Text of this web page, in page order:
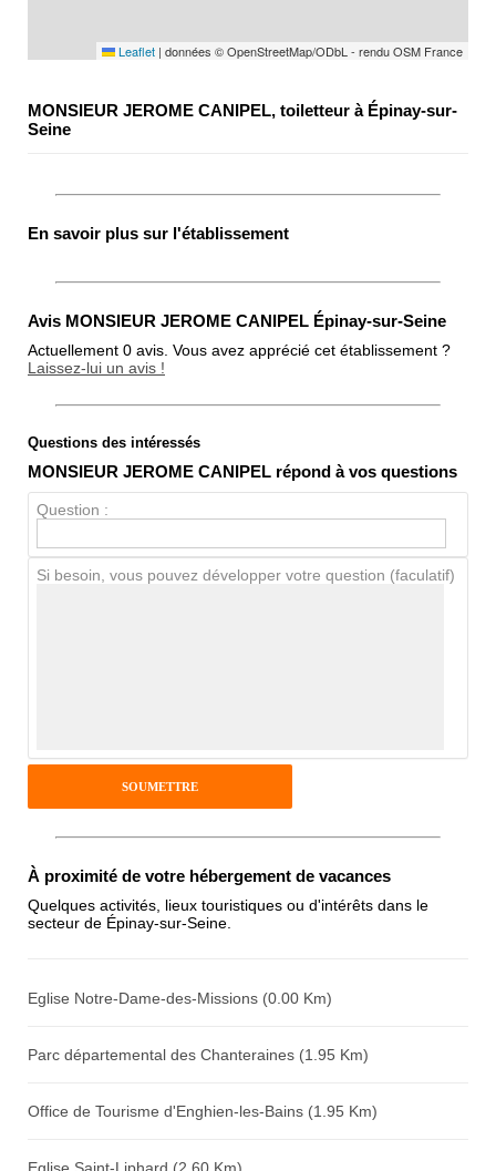
Leaflet | données © OpenStreetMap/ODbL - rendu OSM France
MONSIEUR JEROME CANIPEL, toiletteur à Épinay-sur-
Seine
En savoir plus sur l'établissement
Avis MONSIEUR JEROME CANIPEL Épinay-sur-Seine
Actuellement 0 avis. Vous avez apprécié cet établissement ?
Laissez-lui un avis !
Note globale
Antispam - Combien font 7x4 (en
chiffres) :
Questions des intéressés
MONSIEUR JEROME CANIPEL répond à vos questions
Question :
Si besoin, vous pouvez développer votre question (faculatif)
À proximité de votre hébergement de vacances
Quelques activités, lieux touristiques ou d'intérêts dans le
secteur de Épinay-sur-Seine.
Eglise Notre-Dame-des-Missions (0.00 Km)
Parc départemental des Chanteraines (1.95 Km)
Office de Tourisme d'Enghien-les-Bains (1.95 Km)